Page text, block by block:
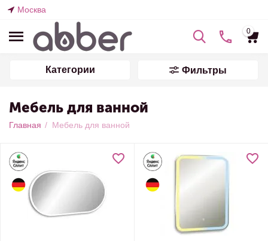
Москва
0
Категории Фильтры
Мебель для ванной
Главная / Мебель для ванной